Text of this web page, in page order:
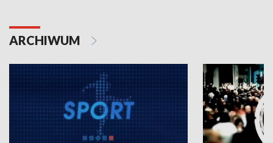
ARCHIWUM